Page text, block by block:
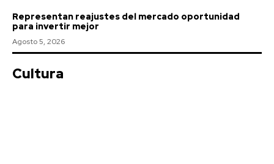
Representan reajustes del mercado oportunidad
para invertir mejor
Agosto 5, 2026
Cultura